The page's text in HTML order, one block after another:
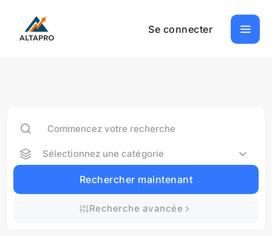
Se connecter
Sélectionnez une catégorie
Rechercher maintenant
Recherche avancée